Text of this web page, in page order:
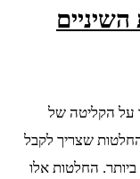
על הקליטה של
שצריך לקבל
החלטות אלו